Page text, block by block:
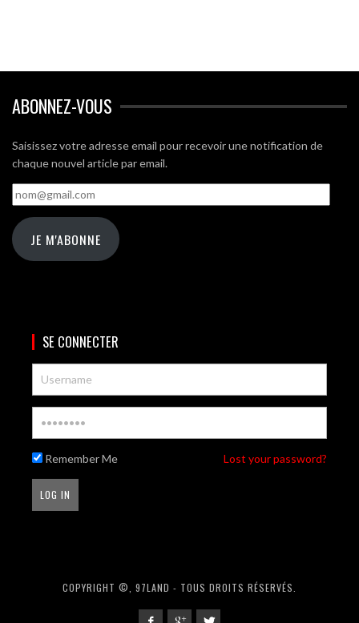
ABONNEZ-VOUS
Saisissez votre adresse email pour recevoir une notification de
chaque nouvel article par email.
nom@gmail.com
JE M'ABONNE
SE CONNECTER
Remember Me Lost your password?
COPYRIGHT ©, 97LAND - TOUS DROITS RÉSERVÉS.